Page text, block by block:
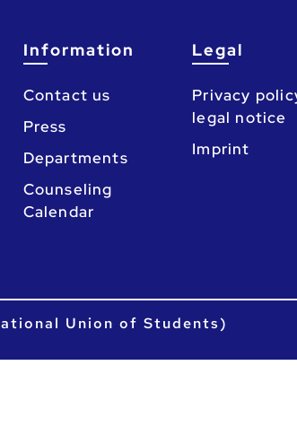
Information
Contact us
Press
Departments
Counseling
Calendar
Legal
Privacy
legal notice
Imprint
Union of Students)